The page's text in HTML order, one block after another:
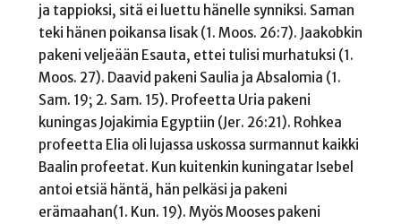
ja tappioksi, sitä ei luettu hänelle synniksi. Saman
teki hänen poikansa Iisak (1. Moos. 26:7). Jaakobkin
pakeni veljeään Esauta, ettei tulisi murhatuksi (1.
Moos. 27). Daavid pakeni Saulia ja Absalomia (1.
Sam. 19; 2. Sam. 15). Profeetta Uria pakeni
kuningas Jojakimia Egyptiin (Jer. 26:21). Rohkea
profeetta Elia oli lujassa uskossa surmannut kaikki
Baalin profeetat. Kun kuitenkin kuningatar Isebel
antoi etsiä häntä, hän pelkäsi ja pakeni
erämaahan(1. Kun. 19). Myös Mooses pakeni